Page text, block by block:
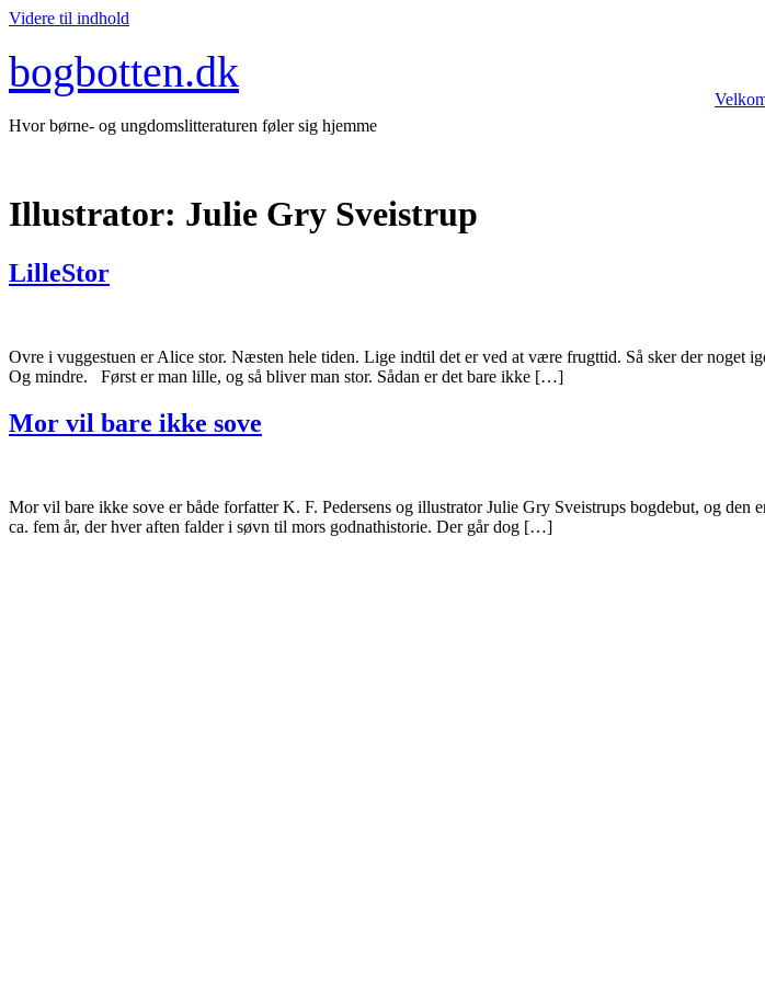
Videre til indhold
bogbotten.dk
Hvor børne- og ungdomslitteraturen føler sig hjemme
Illustrator: Julie Gry Sveistrup
LilleStor
Ovre i vuggestuen er Alice stor. Næsten hele tiden. Lige indtil det er ved at være frugttid. Så sker der
Og mindre. Først er man lille, og så bliver man stor. Sådan er det bare ikke […]
Mor vil bare ikke sove
Mor vil bare ikke sove er både forfatter K. F. Pedersens og illustrator Julie Gry Sveistrups bogdebut, og
ca. fem år, der hver aften falder i søvn til mors godnathistorie. Der går dog […]